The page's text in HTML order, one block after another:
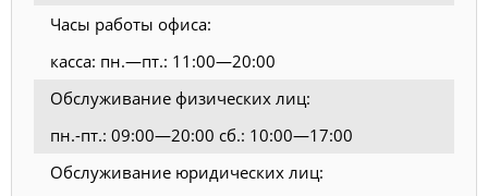
Часы работы офиса:
касса: пн.—пт.: 11:00—20:00
Обслуживание физических лиц:
пн.-пт.: 09:00—20:00 сб.: 10:00—17:00
Обслуживание юридических лиц: